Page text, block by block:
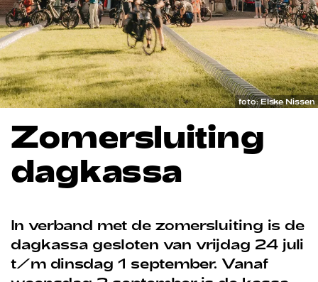
foto: Elske Nissen
Zomersluiting
dagkassa
In verband met de zomersluiting is de
dagkassa gesloten van vrijdag 24 juli
t/m dinsdag 1 september. Vanaf